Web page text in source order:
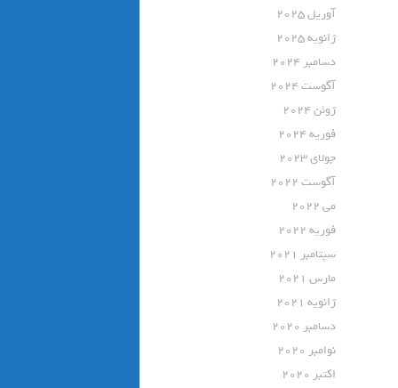
آوریل 2025
ژانویه 2025
دسامبر 2024
آگوست 2024
ژوئن 2024
فوریه 2024
جولای 2023
آگوست 2022
می 2022
فوریه 2022
سپتامبر 2021
مارس 2021
ژانویه 2021
دسامبر 2020
نوامبر 2020
اکتبر 2020